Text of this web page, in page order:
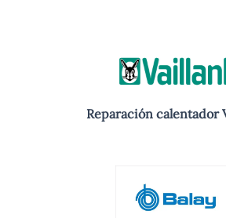
Reparación calentador